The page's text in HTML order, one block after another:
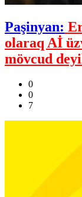
Paşinyan:
olaraq Aİ
mövcud
0
0
7